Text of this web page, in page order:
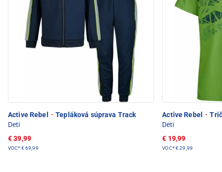
Active Rebel · Tepláková súprava Track
Deti
€ 39,99
VOC* € 69,99
Active Rebel ·
Deti
€ 19,99
VOC*€ 29,99